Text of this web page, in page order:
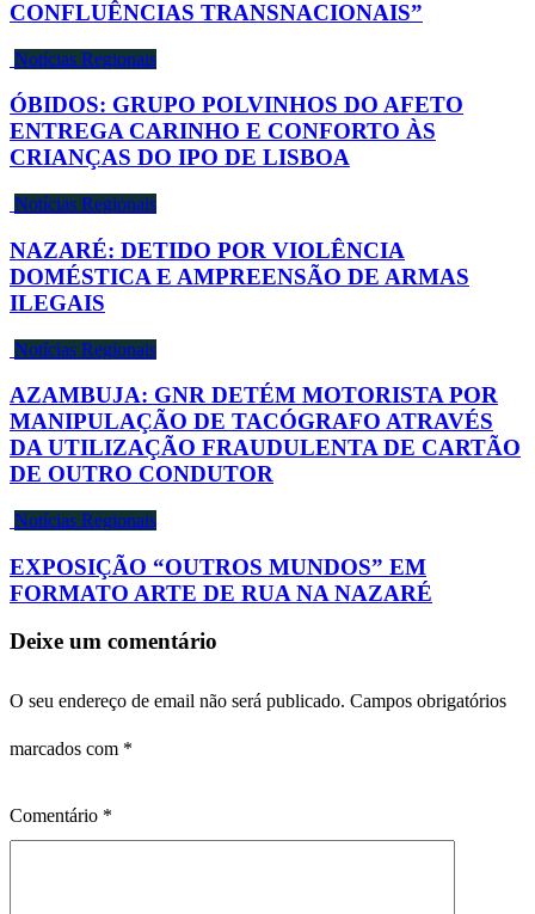
CONFLUÊNCIAS TRANSNACIONAIS”
Notícias Regionais
ÓBIDOS: GRUPO POLVINHOS DO AFETO
ENTREGA CARINHO E CONFORTO ÀS
CRIANÇAS DO IPO DE LISBOA
Notícias Regionais
NAZARÉ: DETIDO POR VIOLÊNCIA
DOMÉSTICA E AMPREENSÃO DE ARMAS
ILEGAIS
Notícias Regionais
AZAMBUJA: GNR DETÉM MOTORISTA POR
MANIPULAÇÃO DE TACÓGRAFO ATRAVÉS
DA UTILIZAÇÃO FRAUDULENTA DE CARTÃO
DE OUTRO CONDUTOR
Notícias Regionais
EXPOSIÇÃO “OUTROS MUNDOS” EM
FORMATO ARTE DE RUA NA NAZARÉ
Deixe um comentário
O seu endereço de email não será publicado. Campos obrigatórios
marcados com *
Comentário *